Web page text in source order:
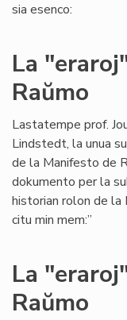
sia esenco:
La
Raŭmo
Lastatempe prof.
Lindstedt, la unua
de la Manifesto de
dokumento per la
historian rolon de la
citu min mem:”
La
Raŭmo